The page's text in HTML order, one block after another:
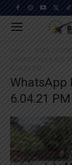
Inicio
BAER
ORIENTADAS A SUS
6.04.21 PM
WhatsApp
6.04.21 PM